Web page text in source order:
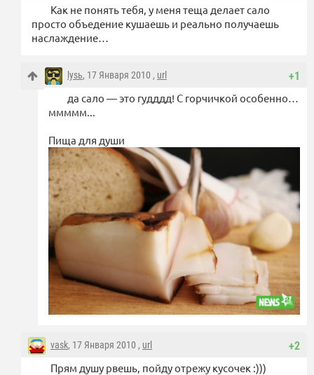
Как не понять тебя, у меня теща делает сало
просто объедение кушаешь и реально получаешь
наслаждение…
+1
lysь, 17 Января 2010 , url
да сало — это гудддд! С горчичкой особенно…
ммммм...
Пища для души
+2
vask, 17 Января 2010 , url
Прям душу рвешь, пойду отрежу кусочек :)))